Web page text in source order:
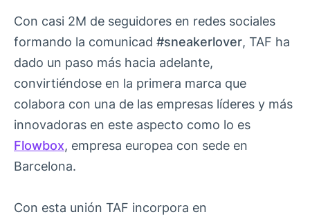
Con casi 2M de seguidores en redes sociales
formando la comunicad #sneakerlover, TAF ha
dado un paso más hacia adelante,
convirtiéndose en la primera marca que
colabora con una de las empresas líderes y más
innovadoras en este aspecto como lo es
Flowbox, empresa europea con sede en
Barcelona.
Con esta unión TAF incorpora en